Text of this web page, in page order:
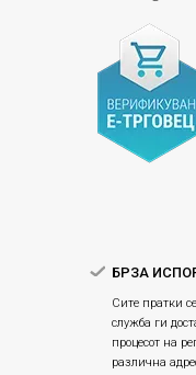
БРЗА
Сите пратки
служба ги
процесот на
различна